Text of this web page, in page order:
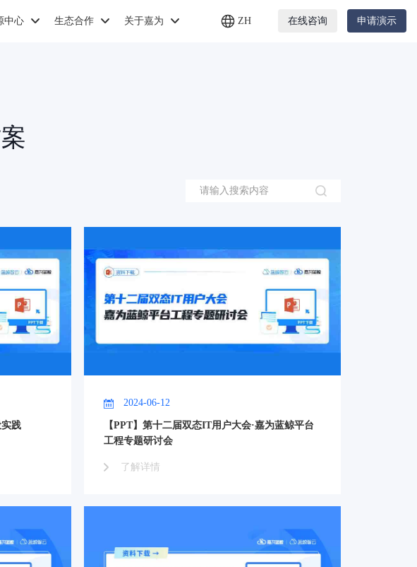
中心 生态合作 关于嘉为 ZH 在线咨询 申请演示
践
2024-06-12
【PPT】第十二届双态IT用户大会·嘉为蓝鲸平台
工程专题研讨会
了解详情